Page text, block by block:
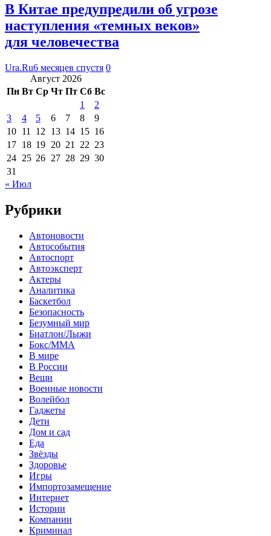
В Китае предупредили об угрозе
наступления «темных веков»
для человечества
Ura.Ru6 месяцев спустя 0
Август 2026
Пн Вт Ср Чт Пт Сб Вс
1
2
3
4 5 6 7 8
9
10 11 12 13 14 15 16
17 18 19 20 21 22 23
24 25 26 27 28 29 30
31
« Июл
Рубрики
Автоновости
Автособытия
Автоспорт
Автоэксперт
Актеры
Аналитика
Баскетбол
Безопасность
Безумный мир
Биатлон/Лыжи
Бокс/MMA
В мире
В России
Вещи
Военные новости
Волейбол
Гаджеты
Дети
Дом и сад
Еда
Звёзды
Здоровье
Игры
Импортозамещение
Интернет
Истории
Компании
Криминал